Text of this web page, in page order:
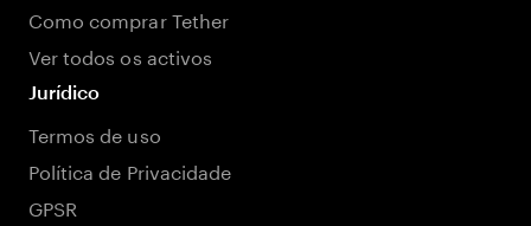
Como comprar Tether
Ver todos os activos
Jurídico
Termos de uso
Política de Privacidade
GPSR